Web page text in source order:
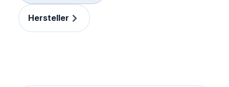
Hersteller